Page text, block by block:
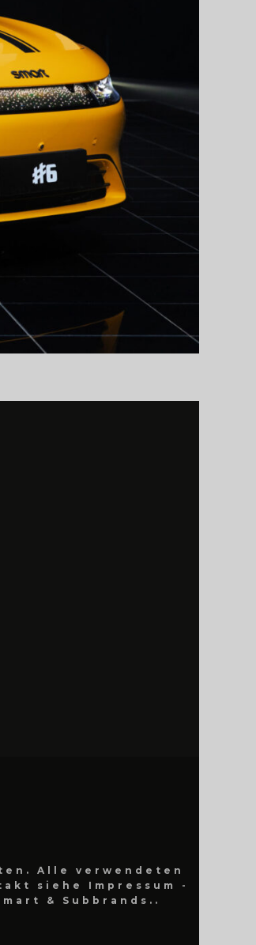
Alle verwendeten
siehe Impressum -
& Subbrands..